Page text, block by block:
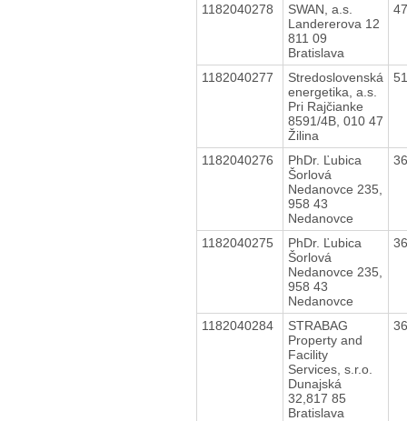
1182040278
SWAN, a.s.
Landererova 12
811 09
Bratislava
1182040277
Stredoslovenská
energetika, a.s.
Pri Rajčianke
8591/4B, 010 47
Žilina
1182040276
PhDr. Ľubica
Šorlová
Nedanovce 235,
958 43
Nedanovce
1182040275
PhDr. Ľubica
Šorlová
Nedanovce 235,
958 43
Nedanovce
1182040284
STRABAG
Property and
Facility
Services, s.r.o.
Dunajská
32,817 85
Bratislava